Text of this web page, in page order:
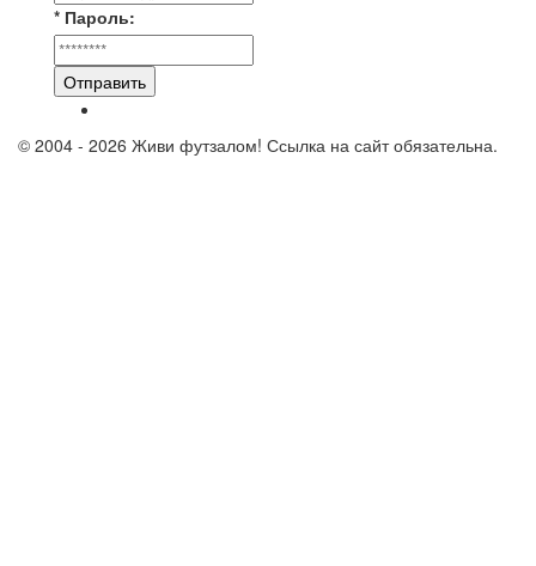
* Пароль:
Отправить
© 2004 - 2026 Живи футзалом! Ссылка на сайт обязательна.